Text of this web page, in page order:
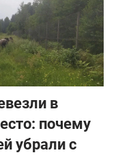
в
почему
убрали с